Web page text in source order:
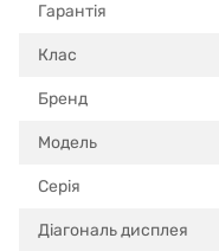
Гарантія
Клас
Бренд
Модель
Серія
Діагональ дисплея